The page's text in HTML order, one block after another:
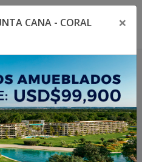
CANA - CORAL
×